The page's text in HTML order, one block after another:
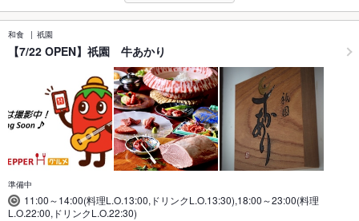
和食 祇園
【7/22 OPEN】祇園 牛あかり
準備中
11:00～14:00(料理L.O.13:00,ドリンクL.O.13:30),18:00～23:00(料理
L.O.22:00,ドリンクL.O.22:30)